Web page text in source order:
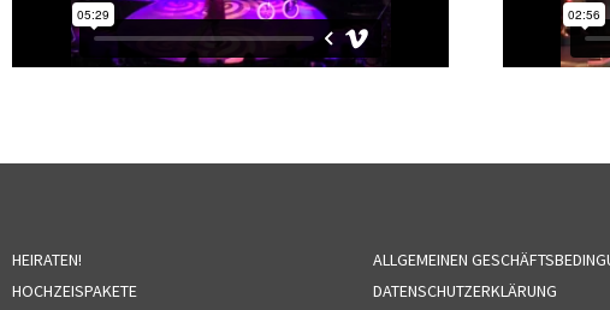
HEIRATEN!
HOCHZEISPAKETE
ALLGEMEINEN
DATENSCHUTZERKLÄRUNG